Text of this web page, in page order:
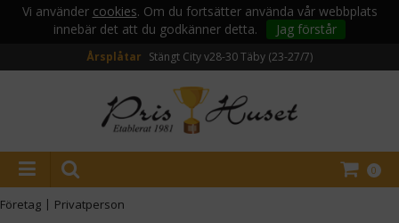
Vi använder cookies. Om du fortsätter använda vår webbplats
innebär det att du godkänner detta.
Jag förstår
Årsplåtar Stängt City v28-30Täby (23-27/7)
0
Företag | Privatperson